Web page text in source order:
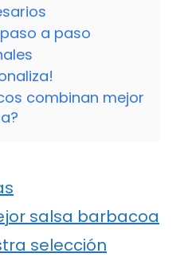
a paso
combinan mejor
salsa barbacoa
selección